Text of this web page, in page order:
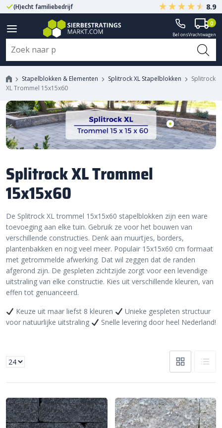
(H)echt familiebedrijf Gegarandeerd A-kwaliteit
8.9
Bel onsVrachtwagen
0
Stapelblokken & Elementen Splitrock XL Stapelblokken
Splitrock
XL Trommel 15x15x60
Splitrock XL Trommel
15x15x60
De Splitrock XL trommel 15x15x60 stapelblokken zijn een ware
toevoeging aan elke tuin. Gebruik ze voor het bouwen van
verschillende constructies. Denk aan muurtjes, borders,
plantenbakken en nog veel meer. Populair 15x15x60 cm formaat
met getrommelde afwerking. Dat wil zeggen dat de randen
afgerond zijn. De gespleten zichtzijde zorgt voor een levendige
uitstraling van elke constructie. Kies uit verschillende kleuren, van
effen tot genuanceerd.
Keuze uit maar liefst 8 kleuren
Unieke gespleten structuur
voor natuurlijke uitstraling
Snelle levering door heel Nederland!